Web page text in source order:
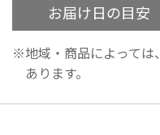
お届け日の目安
地域・商品によって
あります。